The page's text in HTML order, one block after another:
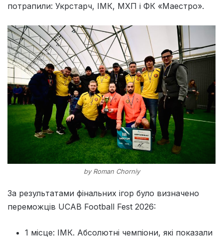
потрапили: Укрстарч, ІМК, МХП і ФК «Маестро».
by Roman Chorniy
За результатами фінальних ігор було визначено
переможців UCAB Football Fest 2026:
1 місце: ІМК. Абсолютні чемпіони, які показали